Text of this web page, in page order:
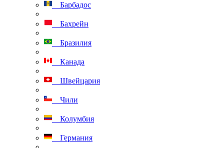
Барбадос
Бахрейн
Бразилия
Канада
Швейцария
Чили
Колумбия
Германия